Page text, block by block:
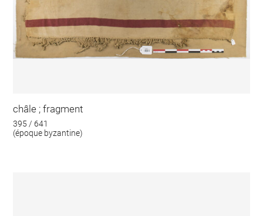
châle ; fragment
395 / 641
(époque byzantine)